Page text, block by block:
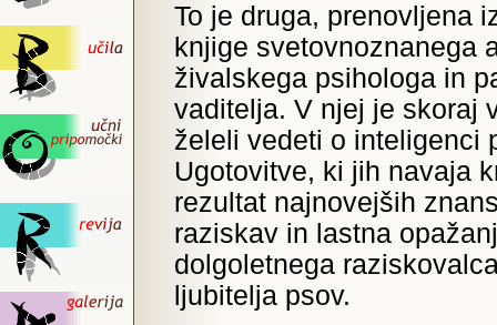
To je druga, prenovljena
knjige svetovnoznanega
živalskega psihologa in
vaditelja. V njej je skoraj
želeli vedeti o inteligenci
Ugotovitve, ki jih navaja
rezultat najnovejših
raziskav in lastna
dolgoletnega
ljubitelja psov.